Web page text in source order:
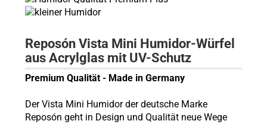
Reposón Vista Mini Humidor-Würfel
aus Acrylglas mit UV-Schutz
Premium Qualität - Made in Germany
Der Vista Mini Humidor der deutsche Marke
Reposón geht in Design und Qualität neue Wege